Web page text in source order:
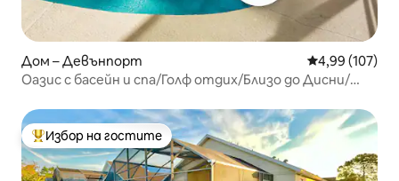
Дом – Девънпорт Средна
4,99 (107)
Оазис с басейн и спа/Голф отдих/Близо до Дисни/
Най-популярен избор на гостите
Избор на гостите